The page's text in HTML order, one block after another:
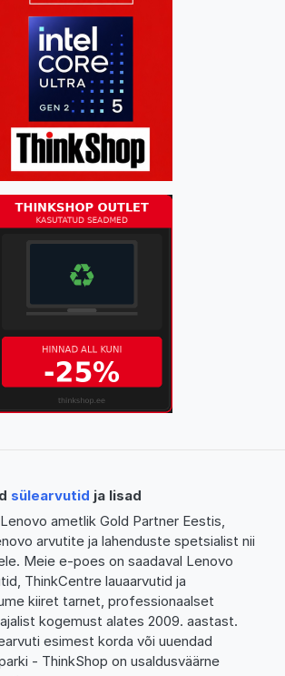
sülearvutid ja lisad
ametlik Gold Partner Eestis,
arvutite ja lahenduste spetsialist nii
Meie e-poes on saadaval Lenovo
ThinkCentre lauaarvutid ja
kiiret tarnet, professionaalset
kogemust alates 2009. aastast.
esimest korda või uuendad
- ThinkShop on usaldusväärne